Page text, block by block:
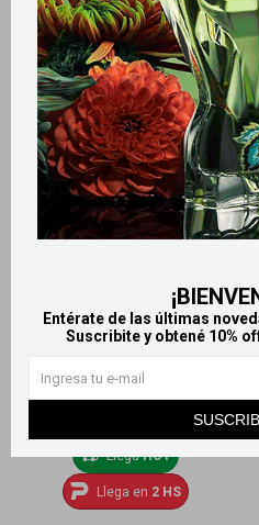
Entérate de las últimas
Suscribite y obtené 10%
Homeopatía Alemana
pomada Hemorroidal 40 g
$ 536 $ 564
LlegaHOY
Llega en 2 HS